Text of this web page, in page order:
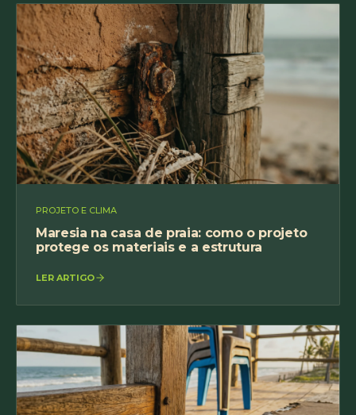
PROJETO E CLIMA
Maresia na casa de praia: como o projeto
protege os materiais e a estrutura
LER ARTIGO